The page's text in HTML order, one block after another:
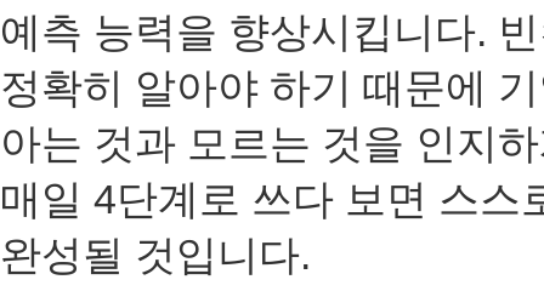
예측 능력을 향상시킵니다.
정확히 알아야 하기 때문에
아는 것과 모르는 것을 인지
매일 4단계로 쓰다 보면 스스
완성될 것입니다.